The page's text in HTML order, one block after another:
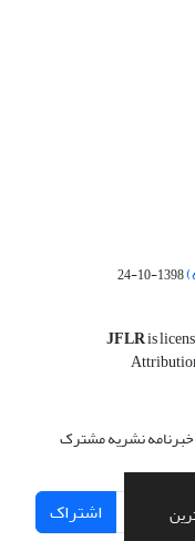
1398-10-24
JFLRis
خبرنامه نشریه مشترک
اشتراک